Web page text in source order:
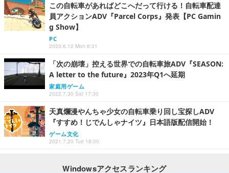
この自転車があればどこへだって行ける！自転車配達
員アクションADV『Parcel Corps』発表【PC Gamin
g Show】
PC
2023.6.12 Mon 6:31
「次の崩壊」控える世界での自転車旅ADV『SEASON:
A letter to the future』2023年Q1へ延期
家庭用ゲーム
2022.7.30 Sat 17:30
天真爛漫やんちゃ少女の自転車乗り回し宝探しADV
『すすめ！じでんしゃナイツ』日本語版配信開始！
ゲーム文化
2021.7.20 Tue 18:00
Windowsアクセスランキング